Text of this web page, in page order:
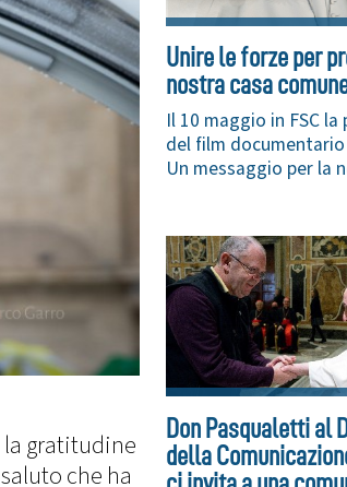
la gratitudine
che ha
Unire le forze per
nostra casa
Il 10 maggio in FSC
del film
Un messaggio per la
Don Pasqualetti al
della